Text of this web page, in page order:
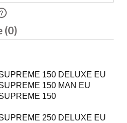
kosztów płatności
(0)
150 DELUXE EU
150 MAN EU
150
250 DELUXE EU